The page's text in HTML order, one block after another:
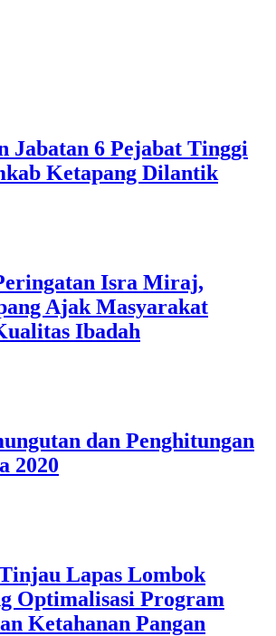
Jabatan 6 Pejabat Tinggi
Ketapang Dilantik
Isra Miraj,
Ajak Masyarakat
Ibadah
dan Penghitungan
2020
Lapas Lombok
Optimalisasi Program
Ketahanan Pangan